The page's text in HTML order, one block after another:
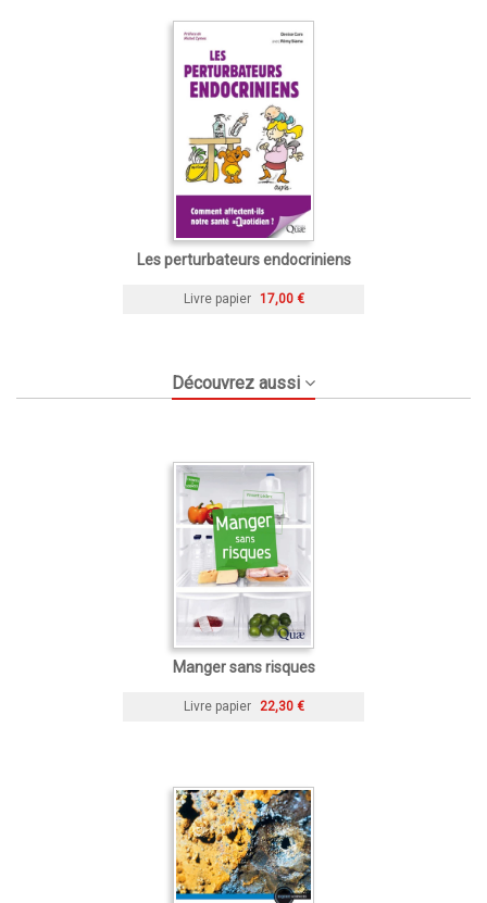
Les perturbateurs endocriniens
Livre papier 17,00 €
Découvrez aussi
Manger sans risques
Livre papier 22,30 €